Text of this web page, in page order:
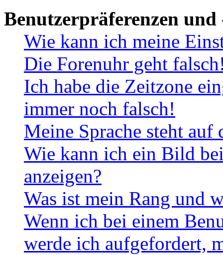
Benutzerpräferenzen und
Wie kann ich meine
Die Forenuhr geht
Ich habe die Zeitzone
immer noch falsch!
Meine Sprache steht
Wie kann ich ein Bild
anzeigen?
Was ist mein Rang und
Wenn ich bei einem
werde ich aufgefordert,